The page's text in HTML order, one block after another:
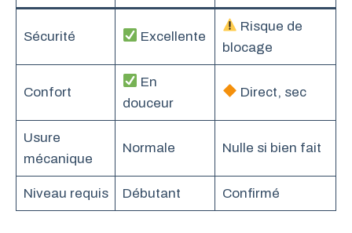
Sécurité Excellente
Risque de
blocage
Confort
En
douceur
Direct, sec
Usure
mécanique
Normale Nulle si bien fait
Niveau requis Débutant Confirmé